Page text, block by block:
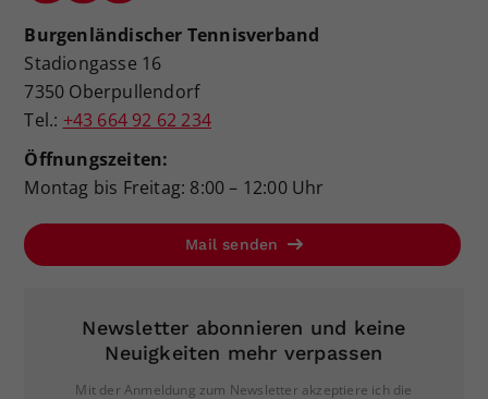
Burgenländischer Tennisverband
Stadiongasse 16
7350 Oberpullendorf
Tel.: +43 664 92 62 234
Öffnungszeiten:
Montag bis Freitag: 8:00 – 12:00 Uhr
Mail senden
Newsletter abonnieren und keine
Neuigkeiten mehr verpassen
Mit der Anmeldung zum Newsletter akzeptiere ich die